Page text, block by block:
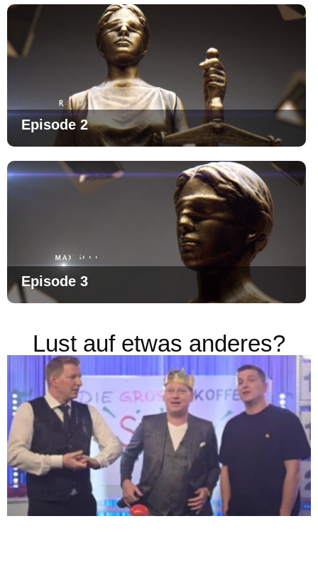
Episode 2
Episode 3
Lust auf etwas anderes?